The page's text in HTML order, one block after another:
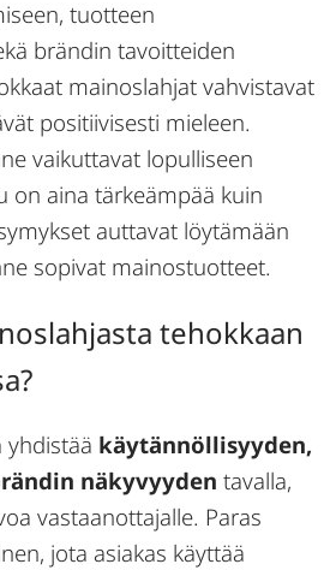
tuotteen
brändin tavoitteiden
mainoslahjat vahvistavat
positiivisesti mieleen.
vaikuttavat lopulliseen
on aina tärkeämpää kuin
auttavat löytämään
sopivat mainostuotteet.
tehokkaan
yhdistää käytännöllisyyden,
näkyvyyden tavalla,
vastaanottajalle. Paras
jota asiakas käyttää